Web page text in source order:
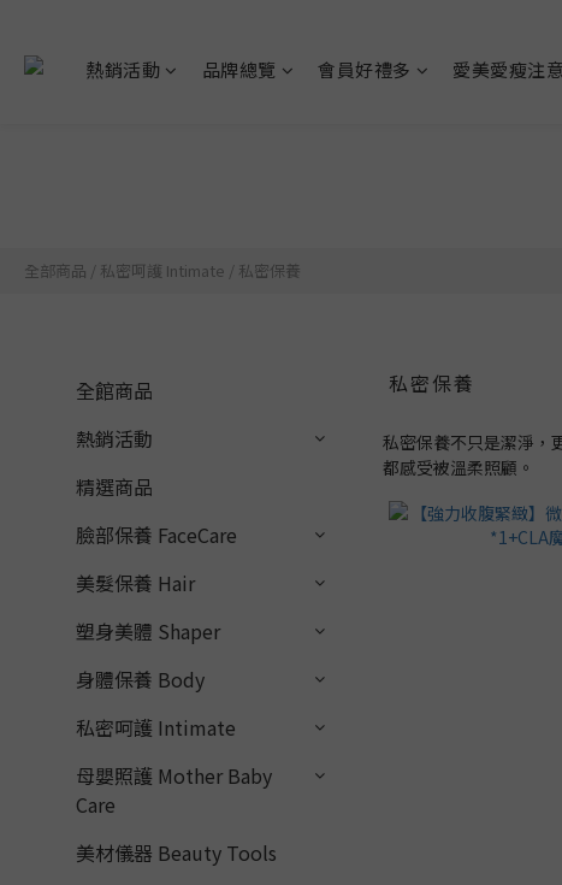
熱銷活動 品牌總覽 會員好禮多 愛美愛瘦注
全部商品 / 私密呵護 Intimate / 私密保養
全館商品
熱銷活動
精選商品
臉部保養 FaceCare
美髮保養 Hair
塑身美體 Shaper
身體保養 Body
私密呵護 Intimate
母嬰照護 Mother Baby
Care
美材儀器 Beauty Tools
私密保養
私密保養不只是潔淨，
都感受被溫柔照顧。